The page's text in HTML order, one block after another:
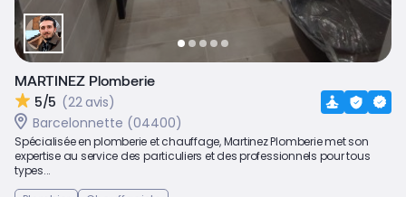
MARTINEZ Plomberie
5/5 (22 avis)
Barcelonnette (04400)
Spécialisée en plomberie et chauffage, Martinez Plomberie met son
expertise au service des particuliers et des professionnels pour tous
types...